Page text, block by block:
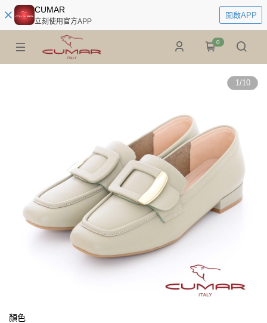
CUMAR
立刻使用官方APP
開啟APP
0
1/10
顏色